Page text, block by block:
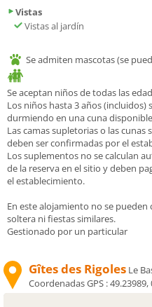
Vistas
Vistas al jardín
Se admiten mascotas (se
Se aceptan niños de todas las
Los niños hasta 3 años
durmiendo en una cuna
Las camas supletorias o las
deben ser confirmadas por el
Los suplementos no se calculan
de la reserva en el sitio y deben
el establecimiento.
En este alojamiento no se
soltera ni fiestas similares.
Gestionado por un particular
Gîtes des Rigoles Le
Coordenadas GPS :49.23989,